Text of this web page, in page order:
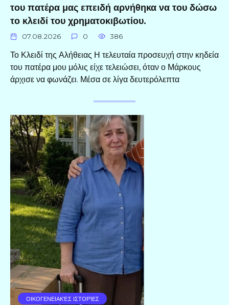
του πατέρα μας επειδή αρνήθηκα να του δώσω
το κλειδί του χρηματοκιβωτίου.
07.08.2026 0 386
Το Κλειδί της Αλήθειας Η τελευταία προσευχή στην κηδεία
του πατέρα μου μόλις είχε τελειώσει, όταν ο Μάρκους
άρχισε να φωνάζει. Μέσα σε λίγα δευτερόλεπτα
ΟΙΚΟΓΕΝΕΙΑΚΈΣ ΙΣΤΟΡΊΕΣ